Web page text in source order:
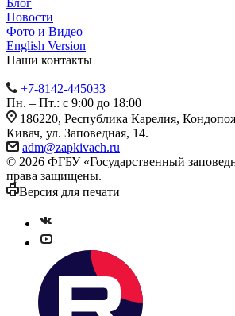
Новости
Фото и Видео
English Version
Наши контакты
+7-8142-445033
Пн. – Пт.: с 9:00 до 18:00
186220, Республика Карелия,
Кивач, ул. Заповедная, 14.
adm@zapkivach.ru
© 2026 ФГБУ «Государственный
права защищены.
Версия для печати